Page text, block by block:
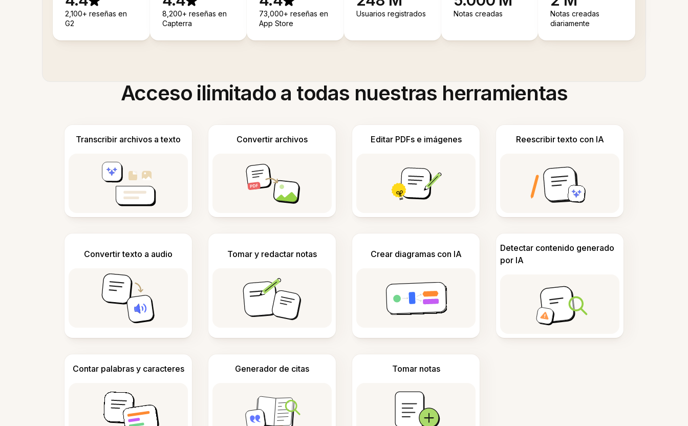
2,100+ reseñas en
G2
8,200+ reseñas en
Capterra
73,000+ reseñas en
App Store
Usuarios registrados Notas creadas
Notas creadas
diariamente
Acceso ilimitado a todas nuestras herramientas
Transcribir archivos a texto Convertir archivos Editar PDFs e imágenes Reescribir texto con IA
Convertir texto a audio Tomar y redactar notas Crear diagramas con IA
Detectar contenido generado
por IA
Contar palabras y caracteres Generador de citas Tomar notas